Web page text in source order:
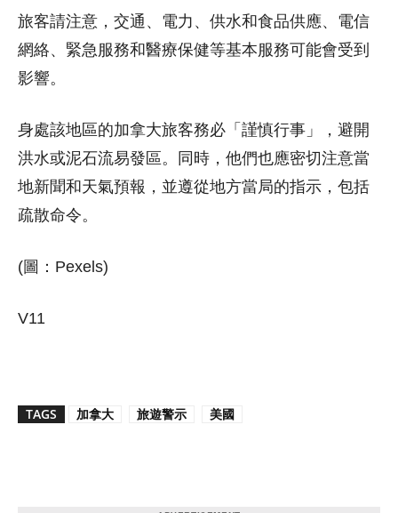
旅客請注意，交通、電力、供水和食品供應、電信
網絡、緊急服務和醫療保健等基本服務可能會受到
影響。
身處該地區的加拿大旅客務必「謹慎行事」，避開
洪水或泥石流易發區。同時，他們也應密切注意當
地新聞和天氣預報，並遵從地方當局的指示，包括
疏散命令。
(圖：Pexels)
V11
TAGS 加拿大 旅遊警示 美國